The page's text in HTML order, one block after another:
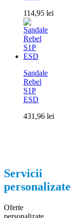
114,95 lei
Sandale
Rebel
S1P
ESD
431,96 lei
Servicii
personalizate
Oferte
personalizate